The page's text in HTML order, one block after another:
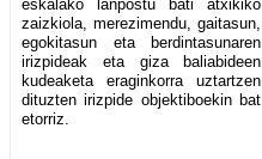
eskalako lanpostu bati atxikiko
zaizkiola, merezimendu, gaitasun,
egokitasun eta berdintasunaren
irizpideak eta giza baliabideen
kudeaketa eraginkorra uztartzen
dituzten irizpide objektiboekin bat
etorriz.